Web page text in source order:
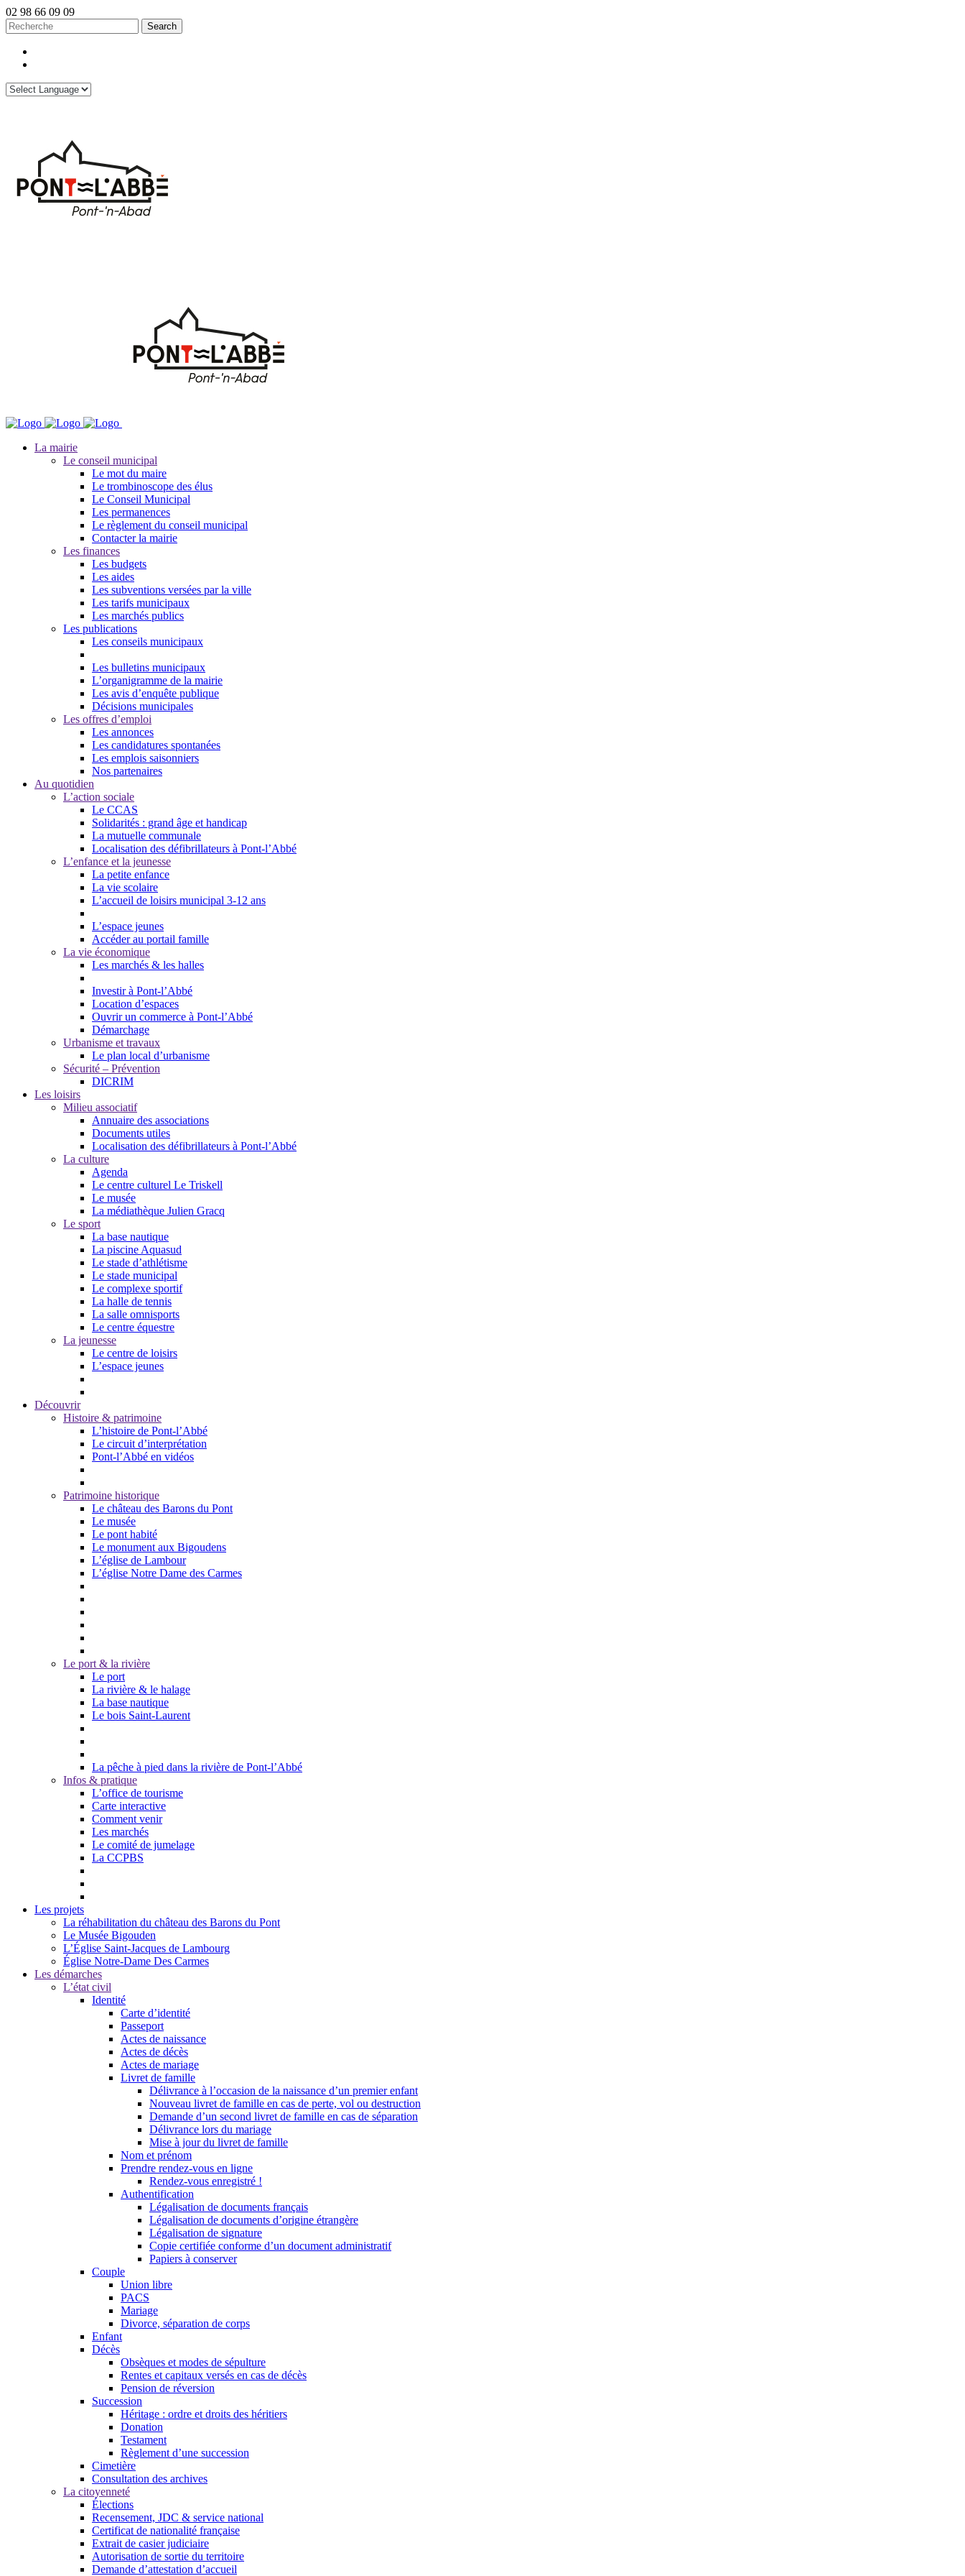
02 98 66 09 09
La mairie
Le conseil municipal
Le mot du maire
Le trombinoscope des élus
Le Conseil Municipal
Les permanences
Le règlement du conseil municipal
Contacter la mairie
Les finances
Les budgets
Les aides
Les subventions versées par la ville
Les tarifs municipaux
Les marchés publics
Les publications
Les conseils municipaux
Les bulletins municipaux
L’organigramme de la mairie
Les avis d’enquête publique
Décisions municipales
Les offres d’emploi
Les annonces
Les candidatures spontanées
Les emplois saisonniers
Nos partenaires
Au quotidien
L’action sociale
Le CCAS
Solidarités : grand âge et handicap
La mutuelle communale
Localisation des défibrillateurs à Pont-l’Abbé
L’enfance et la jeunesse
La petite enfance
La vie scolaire
L’accueil de loisirs municipal 3-12 ans
L’espace jeunes
Accéder au portail famille
La vie économique
Les marchés & les halles
Investir à Pont-l’Abbé
Location d’espaces
Ouvrir un commerce à Pont-l’Abbé
Démarchage
Urbanisme et travaux
Le plan local d’urbanisme
Sécurité – Prévention
DICRIM
Les loisirs
Milieu associatif
Annuaire des associations
Documents utiles
Localisation des défibrillateurs à Pont-l’Abbé
La culture
Agenda
Le centre culturel Le Triskell
Le musée
La médiathèque Julien Gracq
Le sport
La base nautique
La piscine Aquasud
Le stade d’athlétisme
Le stade municipal
Le complexe sportif
La halle de tennis
La salle omnisports
Le centre équestre
La jeunesse
Le centre de loisirs
L’espace jeunes
Découvrir
Histoire & patrimoine
L’histoire de Pont-l’Abbé
Le circuit d’interprétation
Pont-l’Abbé en vidéos
Patrimoine historique
Le château des Barons du Pont
Le musée
Le pont habité
Le monument aux Bigoudens
L’église de Lambour
L’église Notre Dame des Carmes
Le port & la rivière
Le port
La rivière & le halage
La base nautique
Le bois Saint-Laurent
La pêche à pied dans la rivière de Pont-l’Abbé
Infos & pratique
L’office de tourisme
Carte interactive
Comment venir
Les marchés
Le comité de jumelage
La CCPBS
Les projets
La réhabilitation du château des Barons du Pont
Le Musée Bigouden
L’Église Saint-Jacques de Lambourg
Église Notre-Dame Des Carmes
Les démarches
L’état civil
Identité
Carte d’identité
Passeport
Actes de naissance
Actes de décès
Actes de mariage
Livret de famille
Délivrance à l’occasion de la naissance d’un premier enfant
Nouveau livret de famille en cas de perte, vol ou destruction
Demande d’un second livret de famille en cas de séparation
Délivrance lors du mariage
Mise à jour du livret de famille
Nom et prénom
Prendre rendez-vous en ligne
Rendez-vous enregistré !
Authentification
Légalisation de documents français
Légalisation de documents d’origine étrangère
Légalisation de signature
Copie certifiée conforme d’un document administratif
Papiers à conserver
Couple
Union libre
PACS
Mariage
Divorce, séparation de corps
Enfant
Décès
Obsèques et modes de sépulture
Rentes et capitaux versés en cas de décès
Pension de réversion
Succession
Héritage : ordre et droits des héritiers
Donation
Testament
Règlement d’une succession
Cimetière
Consultation des archives
La citoyenneté
Élections
Recensement, JDC & service national
Certificat de nationalité française
Extrait de casier judiciaire
Autorisation de sortie du territoire
Demande d’attestation d’accueil